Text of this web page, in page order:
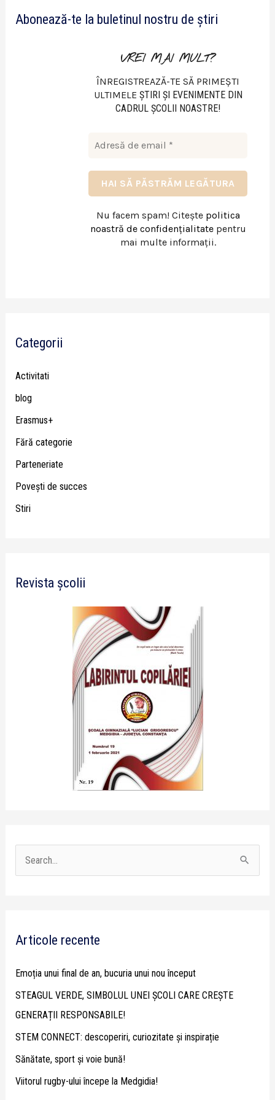
o
Abonează-te la buletinul nostru de știri
VREI MAI MULT?
ÎNREGISTREAZĂ-TE SĂ PRIMEȘTI
ULTIMELE ŞTIRI ŞI EVENIMENTE DIN
CADRUL ŞCOLII NOASTRE!
Nu facem spam! Citește politica
noastră de confidențialitatepentru
mai multe informații.
Categorii
Activitati
blog
Erasmus+
Fără categorie
Parteneriate
Poveşti de succes
Stiri
Revista școlii
c
o
r
:
Articole recente
Emoția unui final de an, bucuria unui nou început
STEAGUL VERDE, SIMBOLUL UNEI ȘCOLI CARE CREȘTE
GENERAȚII RESPONSABILE!
STEM CONNECT: descoperiri, curiozitate și inspirație
Sănătate, sport și voie bună!
Viitorul rugby-ului începe la Medgidia!